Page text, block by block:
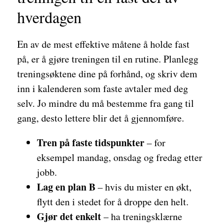
hverdagen
En av de mest effektive måtene å holde fast
på, er å gjøre treningen til en rutine. Planlegg
treningsøktene dine på forhånd, og skriv dem
inn i kalenderen som faste avtaler med deg
selv. Jo mindre du må bestemme fra gang til
gang, desto lettere blir det å gjennomføre.
Tren på faste tidspunkter– for
eksempel mandag, onsdag og fredag etter
jobb.
Lag en plan B– hvis du mister en økt,
flytt den i stedet for å droppe den helt.
Gjør det enkelt– ha treningsklærne